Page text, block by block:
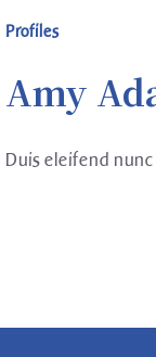
Profiles
Amy
Duis eleifend